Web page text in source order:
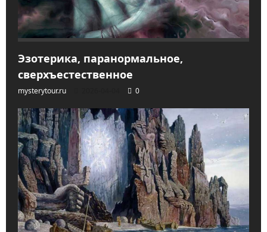
Эзотерика, паранормальное,
сверхъестественное
mysterytour.ru 0